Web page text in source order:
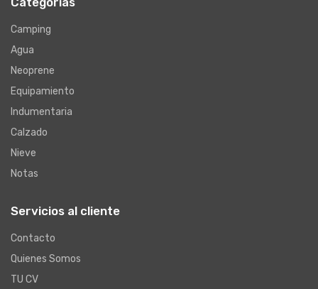
Camping
Agua
Neoprene
Equipamiento
Indumentaria
Calzado
Nieve
Notas
Servicios al cliente
Contacto
Quienes Somos
TU CV